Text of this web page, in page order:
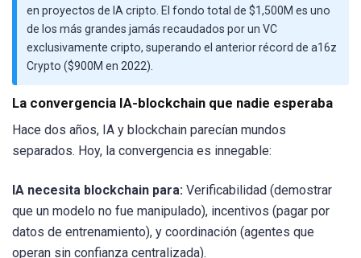
en proyectos de IA cripto. El fondo total de $1,500M es uno
de los más grandes jamás recaudados por un VC
exclusivamente cripto, superando el anterior récord de a16z
Crypto ($900M en 2022).
La convergencia IA-blockchain que nadie esperaba
Hace dos años, IA y blockchain parecían mundos
separados. Hoy, la convergencia es innegable:
IA necesita blockchain para: Verificabilidad (demostrar
que un modelo no fue manipulado), incentivos (pagar por
datos de entrenamiento), y coordinación (agentes que
operan sin confianza centralizada).